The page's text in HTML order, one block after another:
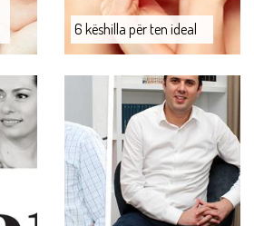
6 këshilla për ten ideal